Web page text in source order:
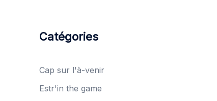
Catégories
Cap sur l'à-venir
Estr'in the game